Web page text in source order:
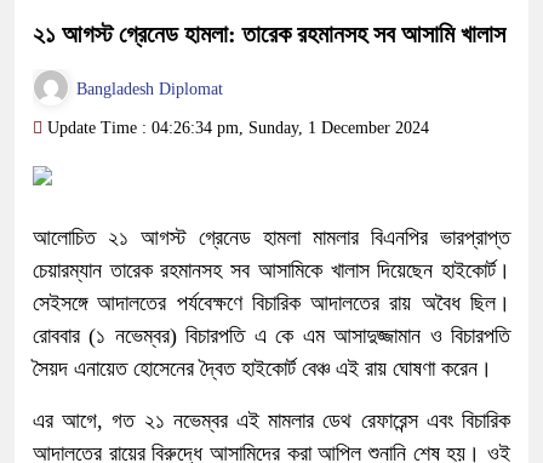
২১ আগস্ট গ্রেনেড হামলা: তারেক রহমানসহ সব আসামি খালাস
Bangladesh Diplomat
Update Time : 04:26:34 pm, Sunday, 1 December 2024
আলোচিত ২১ আগস্ট গ্রেনেড হামলা মামলার বিএনপির ভারপ্রাপ্ত
চেয়ারম্যান তারেক রহমানসহ সব আসামিকে খালাস দিয়েছেন হাইকোর্ট।
সেইসঙ্গে আদালতের পর্যবেক্ষণে বিচারিক আদালতের রায় অবৈধ ছিল।
রোববার (১ নভেম্বর) বিচারপতি এ কে এম আসাদুজ্জামান ও বিচারপতি
সৈয়দ এনায়েত হোসেনের দ্বৈত হাইকোর্ট বেঞ্চ এই রায় ঘোষণা করেন।
এর আগে, গত ২১ নভেম্বর এই মামলার ডেথ রেফারেন্স এবং বিচারিক
আদালতের রায়ের বিরুদ্ধে আসামিদের করা আপিল শুনানি শেষ হয়। ওই